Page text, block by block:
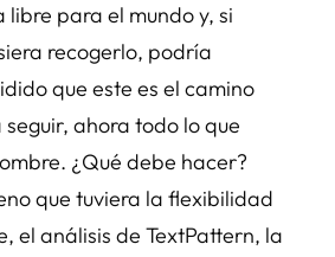
libre para el mundo y, si
recogerlo, podría
que este es el camino
ahora todo lo que
¿Qué debe hacer?
que tuviera la flexibilidad
el análisis de TextPattern, la